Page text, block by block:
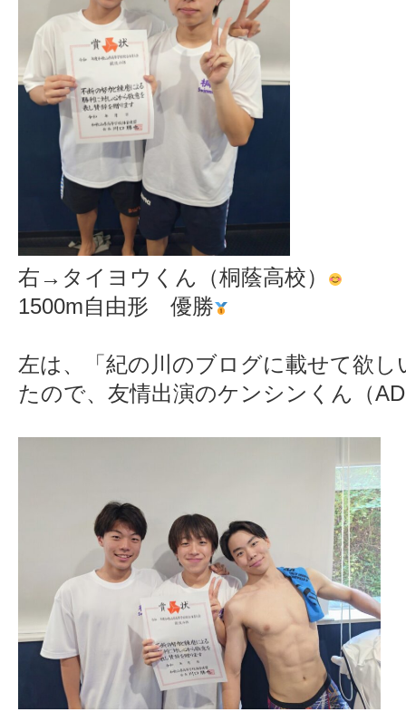
右→タイヨウくん（桐蔭高校）
1500m自由形 優勝
左は、「紀の川のブログに載せて欲
たので、友情出演のケンシンくん（